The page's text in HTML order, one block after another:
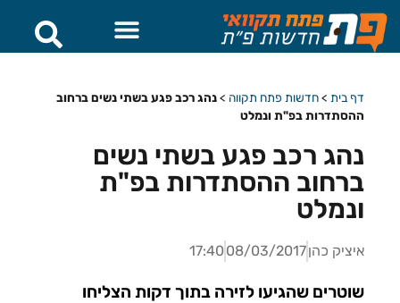
דף בית >חדשות פתח תקווה >נהג רכב פגע בשתי נשים ברחוב
ההסתדרות בפ"ת ונמלט
נהג רכב פגע בשתי נשים
ברחוב ההסתדרות בפ"ת
ונמלט
איציק כהן08/03/2017
17:40
שוטרים שהגיעו לזירה בתוך דקות הצליחו